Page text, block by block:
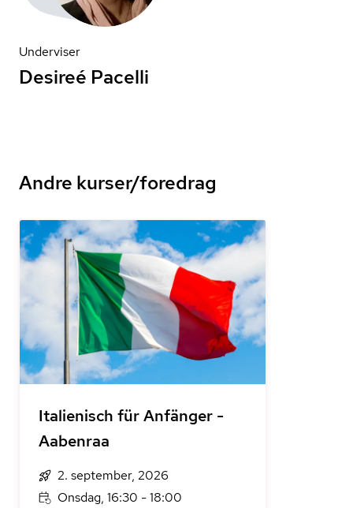
Underviser
Desireé Pacelli
Andre kurser/foredrag
Italienisch für Anfänger -
Aabenraa
2. september, 2026
Onsdag, 16:30 - 18:00